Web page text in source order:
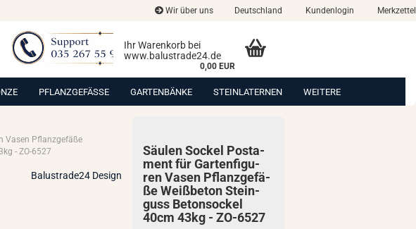
Wir über uns Deutschland Kundenlogin Merkzettel
Ihr Warenkorb bei
www.balustrade24.de
0,00 EUR
PFLANZGEFÄSSE GARTENBÄNKE STEINLATERNEN WEITERE
Vasen Pflanzgefäße
- ZO-6527
Balustrade24 Design
Säu­len So­ckel Pos­ta­
ment für Gar­ten­fi­gu­
ren Vasen Pflanz­ge­fä­
ße Weiß­be­ton Stein­
guss Be­ton­so­ckel
40cm 43kg - ZO-​6527